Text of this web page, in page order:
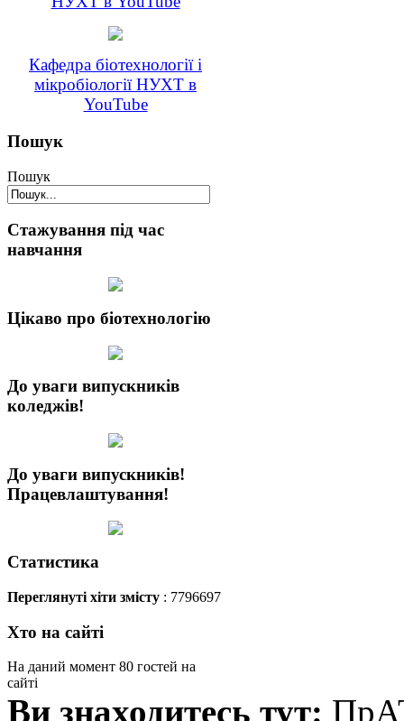
Кафедра біотехнології і
мікробіології НУХТ в
YouTube
Пошук
Пошук
Стажування під час
навчання
Цікаво про біотехнологію
До уваги випускників
коледжів!
До уваги випускників!
Працевлаштування!
Статистика
Переглянуті хіти змісту : 7796697
Хто на сайті
На даний момент 80 гостей на
сайті
Ви знаходитесь тут: